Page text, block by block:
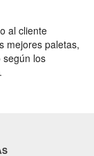
al cliente
mejores paletas,
según los